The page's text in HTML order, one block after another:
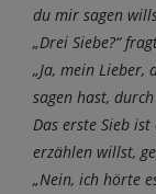
du mir sagen
„Drei Siebe?“
„Ja, mein Lieber,
sagen hast,
Das erste Sieb
erzählen willst,
„Nein, ich hörte